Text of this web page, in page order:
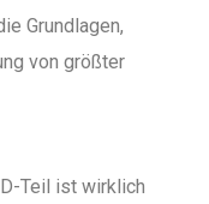
Grundlagen,
von größter
Teil ist wirklich